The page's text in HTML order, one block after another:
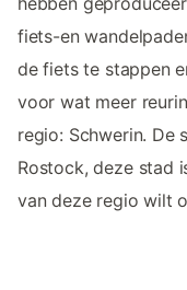
fiets-en
de fiets te stappen
voor wat meer
regio: Schwerin. De
Rostock, deze stad
van deze regio wilt